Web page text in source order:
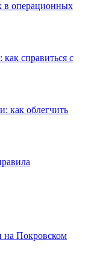
в операционных
справиться с
как облегчить
на Покровском